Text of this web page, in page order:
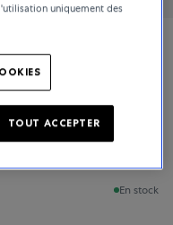
En stock
l'utilisation uniquement des
TOUT ACCEPTER